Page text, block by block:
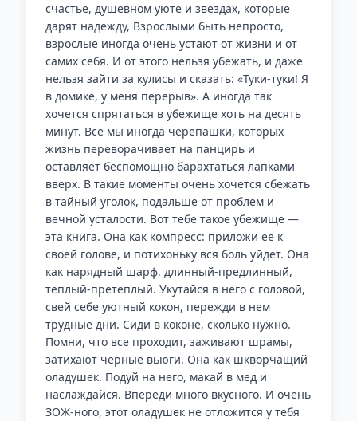
счастье, душевном уюте и звездах, которые
дарят надежду, Взрослыми быть непросто,
взрослые иногда очень устают от жизни и от
самих себя. И от этого нельзя убежать, и даже
нельзя зайти за кулисы и сказать: «Туки-туки! Я
в домике, у меня перерыв». А иногда так
хочется спрятаться в убежище хоть на десять
минут. Все мы иногда черепашки, которых
жизнь переворачивает на панцирь и
оставляет беспомощно барахтаться лапками
вверх. В такие моменты очень хочется сбежать
в тайный уголок, подальше от проблем и
вечной усталости. Вот тебе такое убежище —
эта книга. Она как компресс: приложи ее к
своей голове, и потихоньку вся боль уйдет. Она
как нарядный шарф, длинный-предлинный,
теплый-претеплый. Укутайся в него с головой,
свей себе уютный кокон, пережди в нем
трудные дни. Сиди в коконе, сколько нужно.
Помни, что все проходит, заживают шрамы,
затихают черные вьюги. Она как шкворчащий
оладушек. Подуй на него, макай в мед и
наслаждайся. Впереди много вкусного. И очень
ЗОЖ-ного, этот оладушек не отложится у тебя